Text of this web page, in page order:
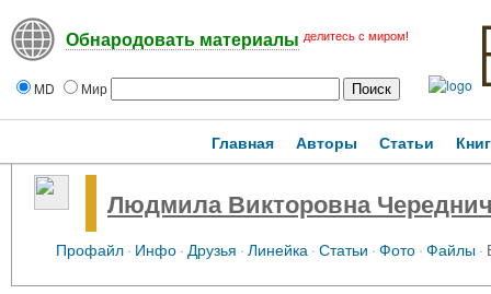
Обнародовать материалы делитесь с миром!
MD Мир
Главная Авторы Статьи
Людмила Викторовна
Профайл· Инфо· Друзья ·Линейка ·Статьи ·Фото·Файлы·